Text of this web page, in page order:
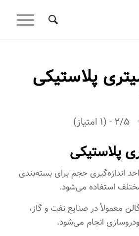
2/5 - (1 امتیاز)
اندازه‌گیری حجم برای بسته‌بندی
استفاده می‌شود.
معمولاً در صنایع نفت و گاز،
انجام می‌شود.